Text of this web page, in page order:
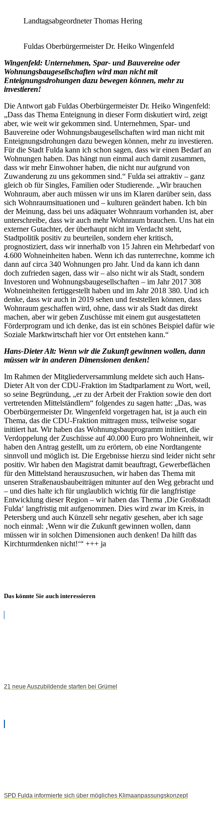
Landtagsabgeordneter Thomas Hering
Fuldas Oberbürgermeister Dr. Heiko Wingenfeld
Wingenfeld: Unternehmen, Spar- und Bauvereine oder
Wohnungsbaugesellschaften wird man nicht mit
Enteignungsdrohungen dazu bewegen können, mehr zu
investieren!
Die Antwort gab Fuldas Oberbürgermeister Dr. Heiko Wingenfeld:
„Dass das Thema Enteignung in dieser Form diskutiert wird, zeigt
aber, wie weit wir gekommen sind. Unternehmen, Spar- und
Bauvereine oder Wohnungsbaugesellschaften wird man nicht mit
Enteignungsdrohungen dazu bewegen können, mehr zu investieren.
Für die Stadt Fulda kann ich schon sagen, dass wir einen Bedarf an
Wohnungen haben. Das hängt nun einmal auch damit zusammen,
dass wir mehr Einwohner haben, die nicht nur aufgrund von
Zuwanderung zu uns gekommen sind.“ Fulda sei attraktiv – ganz
gleich ob für Singles, Familien oder Studierende. „Wir brauchen
Wohnraum, aber auch müssen wir uns im Klaren darüber sein, dass
sich Wohnraumsituationen und – kulturen geändert haben. Ich bin
der Meinung, dass bei uns adäquater Wohnraum vorhanden ist, aber
unterschreibe, dass wir auch mehr Wohnraum brauchen. Uns hat ein
externer Gutachter, der überhaupt nicht im Verdacht steht,
Stadtpolitik positiv zu beurteilen, sondern eher kritisch,
prognostiziert, dass wir innerhalb von 15 Jahren ein Mehrbedarf von
4.600 Wohneinheiten haben. Wenn ich das runterrechne, komme ich
dann auf circa 340 Wohnungen pro Jahr. Und da kann ich dann
doch zufrieden sagen, dass wir – also nicht wir als Stadt, sondern
Investoren und Wohnungsbaugesellschaften – im Jahr 2017 308
Wohneinheiten fertiggestellt haben und im Jahr 2018 380. Und ich
denke, dass wir auch in 2019 sehen und feststellen können, dass
Wohnraum geschaffen wird, ohne, dass wir als Stadt das direkt
machen, aber wir geben Zuschüsse mit einem gut ausgestatteten
Förderprogram und ich denke, das ist ein schönes Beispiel dafür wie
Soziale Marktwirtschaft hier vor Ort entstehen kann.“
Hans-Dieter Alt: Wenn wir die Zukunft gewinnen wollen, dann
müssen wir in anderen Dimensionen denken!
Im Rahmen der Mitgliederversammlung meldete sich auch Hans-
Dieter Alt von der CDU-Fraktion im Stadtparlament zu Wort, weil,
so seine Begründung, „er zu der Arbeit der Fraktion sowie den dort
vertretenden Mittelständlern“ folgendes zu sagen hatte: „Das, was
Oberbürgermeister Dr. Wingenfeld vorgetragen hat, ist ja auch ein
Thema, das die CDU-Fraktion mittragen muss, teilweise sogar
initiiert hat. Wir haben das Wohnungsbauprogramm initiiert, die
Verdoppelung der Zuschüsse auf 40.000 Euro pro Wohneinheit, wir
haben den Antrag gestellt, um zu erörtern, ob eine Nordtangente
sinnvoll und möglich ist. Die Ergebnisse hierzu sind leider nicht sehr
positiv. Wir haben den Magistrat damit beauftragt, Gewerbeflächen
für den Mittelstand herauszusuchen, wir haben das Thema mit
unseren Straßenausbaubeiträgen mitunter auf den Weg gebracht und
– und dies halte ich für unglaublich wichtig für die langfristige
Entwicklung dieser Region – wir haben das Thema ‚Die Großstadt
Fulda‘ langfristig mit aufgenommen. Dies wird zwar im Kreis, in
Petersberg und auch Künzell sehr negativ gesehen, aber ich sage
noch einmal: ‚Wenn wir die Zukunft gewinnen wollen, dann
müssen wir in solchen Dimensionen auch denken! Da hilft das
Kirchturmdenken nicht!‘“ +++ ja
Das könnte Sie auch interessieren
21 neue Auszubildende starten bei Grümel
SPD Fulda informierte sich über mögliches Klimaanpassungskonzept